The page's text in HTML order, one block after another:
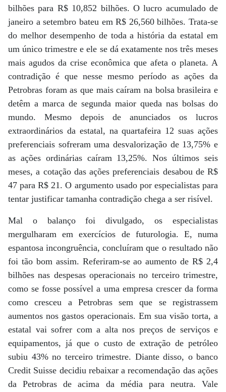
bilhões para R$ 10,852 bilhões. O lucro acumulado de
janeiro a setembro bateu em R$ 26,560 bilhões. Trata-se
do melhor desempenho de toda a história da estatal em
um único trimestre e ele se dá exatamente nos três meses
mais agudos da crise econômica que afeta o planeta. A
contradição é que nesse mesmo período as ações da
Petrobras foram as que mais caíram na bolsa brasileira e
detêm a marca de segunda maior queda nas bolsas do
mundo. Mesmo depois de anunciados os lucros
extraordinários da estatal, na quartafeira 12 suas ações
preferenciais sofreram uma desvalorização de 13,75% e
as ações ordinárias caíram 13,25%. Nos últimos seis
meses, a cotação das ações preferenciais desabou de R$
47 para R$ 21. O argumento usado por especialistas para
tentar justificar tamanha contradição chega a ser risível.
Mal o balanço foi divulgado, os especialistas
mergulharam em exercícios de futurologia. E, numa
espantosa incongruência, concluíram que o resultado não
foi tão bom assim. Referiram-se ao aumento de R$ 2,4
bilhões nas despesas operacionais no terceiro trimestre,
como se fosse possível a uma empresa crescer da forma
como cresceu a Petrobras sem que se registrassem
aumentos nos gastos operacionais. Em sua visão torta, a
estatal vai sofrer com a alta nos preços de serviços e
equipamentos, já que o custo de extração de petróleo
subiu 43% no terceiro trimestre. Diante disso, o banco
Credit Suisse decidiu rebaixar a recomendação das ações
da Petrobras de acima da média para neutra. Vale